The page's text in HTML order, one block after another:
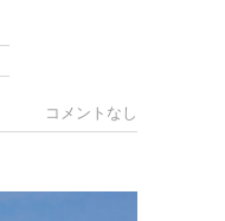
コメントなし